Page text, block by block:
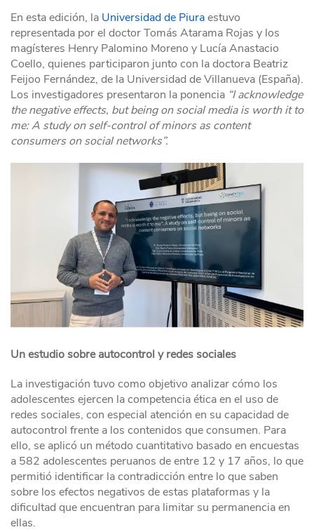
En esta edición, la Universidad de Piuraestuvo
representada por el doctor Tomás Atarama Rojas y los
magísteres Henry Palomino Moreno y Lucía Anastacio
Coello, quienes participaron junto con la doctora Beatriz
Feijoo Fernández, de la Universidad de Villanueva (España).
Los investigadores presentaron la ponencia “I acknowledge
the negative effects, but being on social media is worth it to
me: A study on self-control of minors as content
consumers on social networks”.
Un estudio sobre autocontrol y redes sociales
La investigación tuvo como objetivo analizar cómo los
adolescentes ejercen la competencia ética en el uso de
redes sociales, con especial atención en su capacidad de
autocontrol frente a los contenidos que consumen. Para
ello, se aplicó un método cuantitativo basado en encuestas
a 582 adolescentes peruanos de entre 12 y 17 años, lo que
permitió identificar la contradicción entre lo que saben
sobre los efectos negativos de estas plataformas y la
dificultad que encuentran para limitar su permanencia en
ellas.